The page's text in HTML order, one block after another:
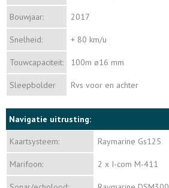
Bouwjaar: 2017
Snelheid: + 80 km/u
Touwcapaciteit: 100m ø16 mm
Sleepbolder Rvs voor en achter
Navigatie uitrusting:
Kaartsysteem: Raymarine Gs125
Marifoon: 2 x I-com M-411